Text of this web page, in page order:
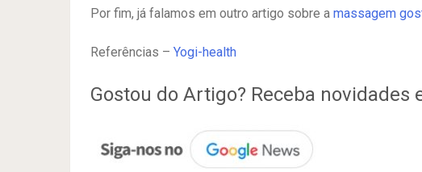
Por fim, já falamos em outro artigo sobre a massagem
Referências – Yogi-health
Gostou do Artigo? Receba novidades